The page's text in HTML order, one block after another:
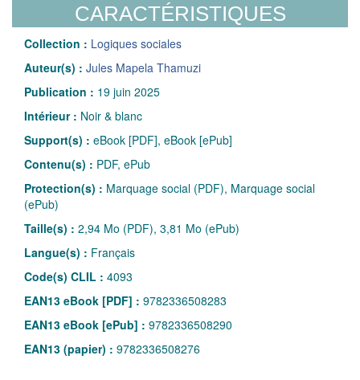
CARACTÉRISTIQUES
Collection : Logiques sociales
Auteur(s) : Jules Mapela Thamuzi
Publication : 19 juin 2025
Intérieur : Noir & blanc
Support(s) : eBook [PDF], eBook [ePub]
Contenu(s) : PDF, ePub
Protection(s) : Marquage social (PDF), Marquage social
(ePub)
Taille(s) : 2,94 Mo (PDF), 3,81 Mo (ePub)
Langue(s) : Français
Code(s) CLIL : 4093
EAN13 eBook [PDF] : 9782336508283
EAN13 eBook [ePub] : 9782336508290
EAN13 (papier) : 9782336508276